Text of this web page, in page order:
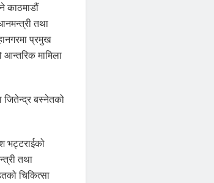
काठमाडौं
तथा
प्रमुख
मामिला
जितेन्द्र बस्नेतको
भट्टराईको
तथा
चिकित्सा